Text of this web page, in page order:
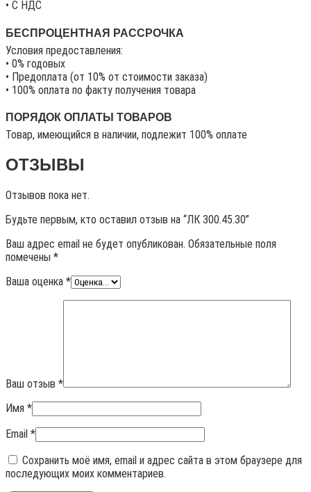
• C НДС
БЕСПРОЦЕНТНАЯ РАССРОЧКА
Условия предоставления:
• 0% годовых
• Предоплата (от 10% от стоимости заказа)
• 100% оплата по факту получения товара
ПОРЯДОК ОПЛАТЫ ТОВАРОВ
Товар, имеющийся в наличии, подлежит 100% оплате
ОТЗЫВЫ
Отзывов пока нет.
Будьте первым, кто оставил отзыв на “ЛК 300.45.30”
Ваш адрес email не будет опубликован. Обязательные поля
помечены *
Ваша оценка *
Ваш отзыв *
Имя *
Email *
Сохранить моё имя, email и адрес сайта в этом браузере для
последующих моих комментариев.